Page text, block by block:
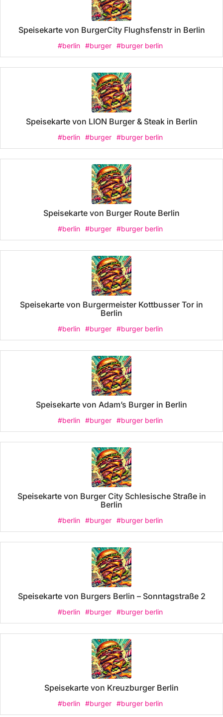
Speisekarte von BurgerCity Flughsfenstr in Berlin
#berlin #burger #burger berlin
Speisekarte von LION Burger & Steak in Berlin
#berlin #burger #burger berlin
Speisekarte von Burger Route Berlin
#berlin #burger #burger berlin
Speisekarte von Burgermeister Kottbusser Tor in
Berlin
#berlin #burger #burger berlin
Speisekarte von Adam’s Burger in Berlin
#berlin #burger #burger berlin
Speisekarte von Burger City Schlesische Straße in
Berlin
#berlin #burger #burger berlin
Speisekarte von Burgers Berlin – Sonntagstraße 2
#berlin #burger #burger berlin
Speisekarte von Kreuzburger Berlin
#berlin #burger #burger berlin